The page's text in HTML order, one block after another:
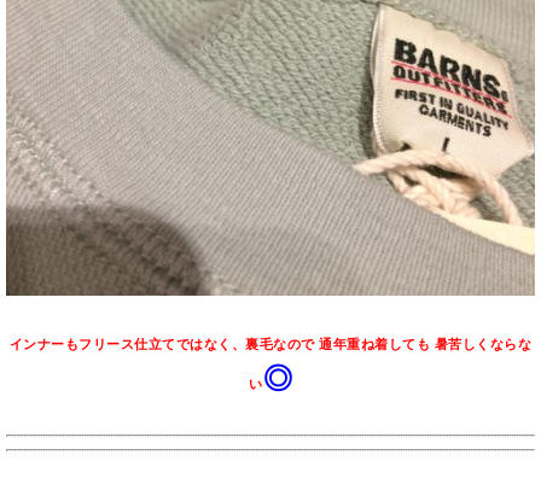
インナーもフリース仕立てではなく、裏毛なので 通年重ね着しても 暑苦しくならな
い◎